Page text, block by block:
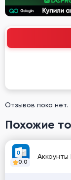
Отзывов пока нет.
Похожие
0.0
Аккаунты